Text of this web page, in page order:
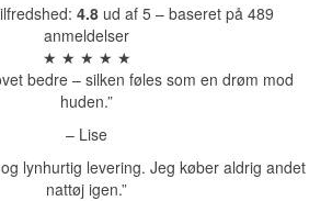
4.8ud af 5 – baseret på 489
anmeldelser
★ ★ ★ ★ ★
bedre – silken føles som en drøm mod
huden.”
– Lise
lynhurtig levering. Jeg køber aldrig andet
nattøj igen.”